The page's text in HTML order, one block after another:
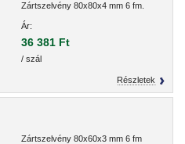
Zártszelvény 80x80x4 mm 6 fm.
Ár:
36 381 Ft
/ szál
Részletek
Zártszelvény 80x60x3 mm 6 fm